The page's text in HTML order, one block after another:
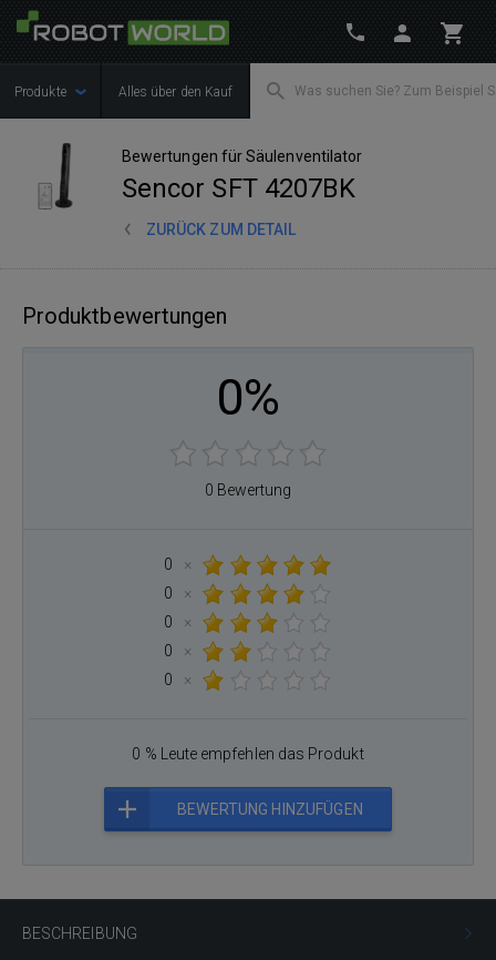
Produkte Alles über den Kauf
Bewertungen für Säulenventilator
Sencor SFT 4207BK
ZURÜCK ZUM DETAIL
BESCHREIBUNG
Produktbewertungen
0%
0 Bewertung
0
×
0
×
0
×
0
×
0
×
0 % Leute empfehlen das Produkt
BEWERTUNG HINZUFÜGEN